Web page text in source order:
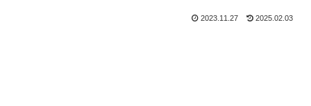
2023.11.27 2025.02.03